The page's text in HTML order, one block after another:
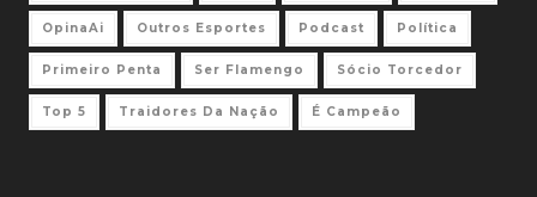
OpinaAi Outros Esportes Podcast Política
Primeiro Penta Ser Flamengo Sócio Torcedor
Top 5 Traidores Da Nação É Campeão